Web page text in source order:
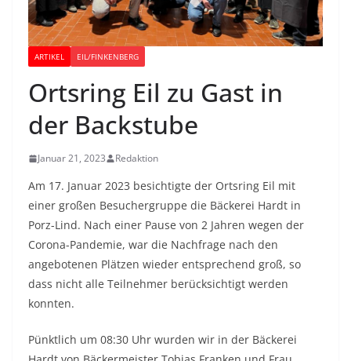
ARTIKEL EIL/FINKENBERG
Ortsring Eil zu Gast in
der Backstube
Januar 21, 2023 Redaktion
Am 17. Januar 2023 besichtigte der Ortsring Eil mit
einer großen Besuchergruppe die Bäckerei Hardt in
Porz-Lind. Nach einer Pause von 2 Jahren wegen der
Corona-Pandemie, war die Nachfrage nach den
angebotenen Plätzen wieder entsprechend groß, so
dass nicht alle Teilnehmer berücksichtigt werden
konnten.
Pünktlich um 08:30 Uhr wurden wir in der Bäckerei